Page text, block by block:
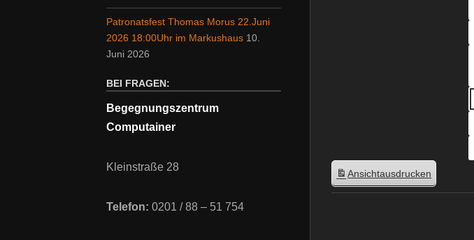
Ansichtausdrucken
Patronatsfest Thomas Morus 22.Juni
2026 18:00Uhr im Markushaus 10.
Juni 2026
BEI FRAGEN:
Begegnungszentrum
Computainer
Kleinstraße 28
Telefon: 0201 / 88 – 51 754